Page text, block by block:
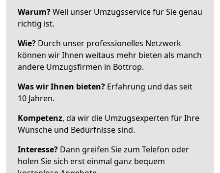
Warum?Weil unser Umzugsservice für Sie genau
richtig ist.
Wie? Durch unser professionelles Netzwerk
können wir Ihnen weitaus mehr bieten als manch
andere Umzugsfirmen in Bottrop.
Was wir Ihnen bieten? Erfahrung und das seit
10 Jahren.
Kompetenz, da wir die Umzugsexperten für Ihre
Wünsche und Bedürfnisse sind.
Interesse? Dann greifen Sie zum Telefon oder
holen Sie sich erst einmal ganz bequem